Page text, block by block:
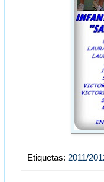
Etiquetas: 2011/